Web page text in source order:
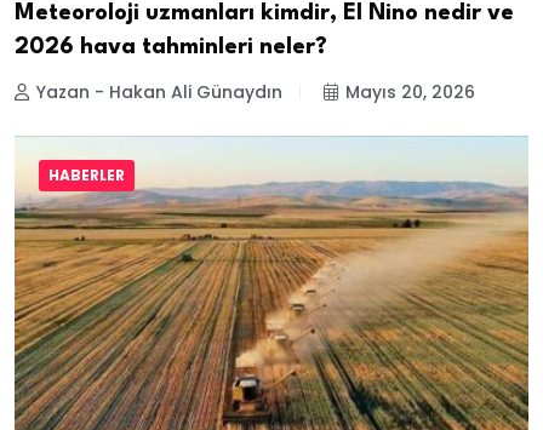
Meteoroloji uzmanları kimdir, El Nino nedir ve
2026 hava tahminleri neler?
Yazan - Hakan Ali Günaydın Mayıs 20, 2026
HABERLER